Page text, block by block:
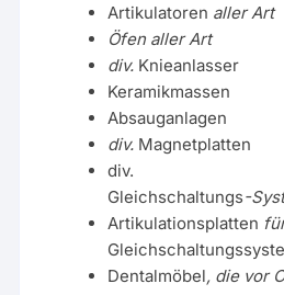
Artikulatoren aller Art
Öfen aller Art
div. Knieanlasser
Keramikmassen
Absauganlagen
div. Magnetplatten
div.
Gleichschaltungs-
Artikulationsplatten
Dentalmöbel, die vor